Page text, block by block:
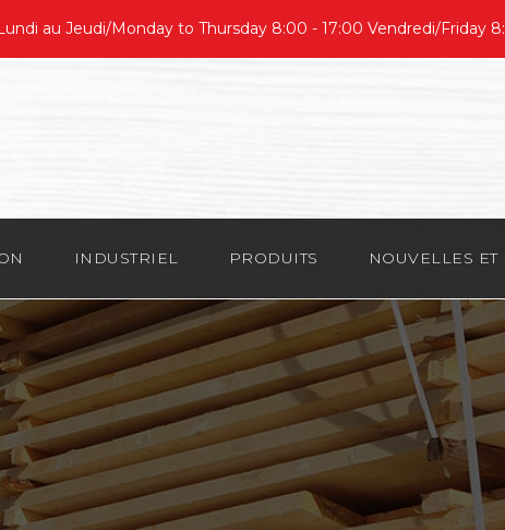
au Jeudi/Monday to Thursday 8:00 - 17:00 Vendredi/Friday
INDUSTRIEL PRODUITS NOUVELLES